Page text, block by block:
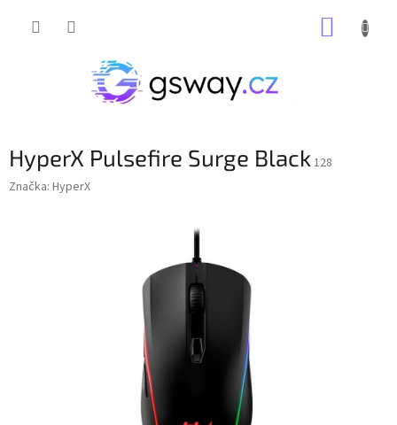
HyperX Pulsefire Surge Black 128
Značka: HyperX